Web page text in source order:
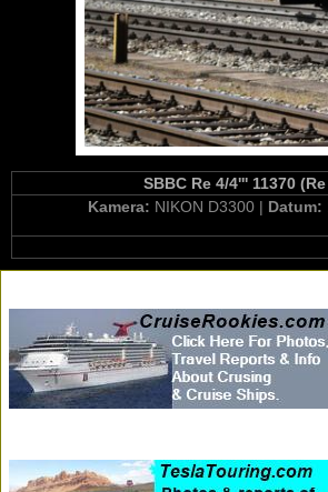
SBBC Re 4/4''' 11370
Kamera: NIKON D3300 | Datum: